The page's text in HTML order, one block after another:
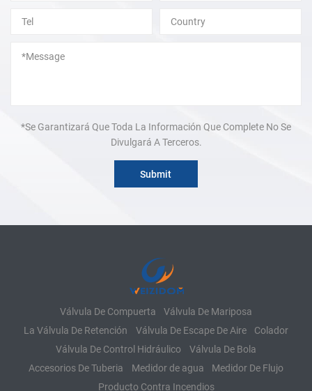
*Se Garantizará Que Toda La Información Que Complete No Se
Divulgará A Terceros.
Válvula De Compuerta
Válvula De Mariposa
La Válvula De Retención
Válvula De Escape De Aire
Colador
Válvula De Control Hidráulico
Válvula De Bola
Accesorios De Tuberia
Medidor de agua
Medidor De Flujo
Producto Contra Incendios